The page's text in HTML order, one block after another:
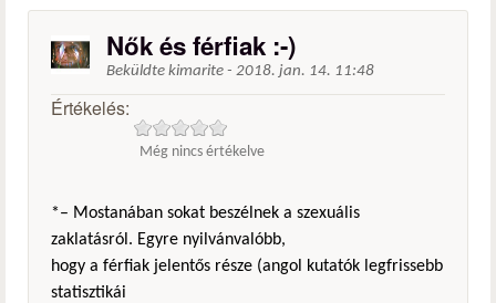
Nők és férfiak :-)
Beküldte kimarite - 2018. jan. 14. 11:48
Értékelés:
Még nincs értékelve
*– Mostanában sokat beszélnek a szexuális
zaklatásról. Egyre nyilvánvalóbb,
hogy a férfiak jelentős része (angol kutatók legfrissebb
statisztikái